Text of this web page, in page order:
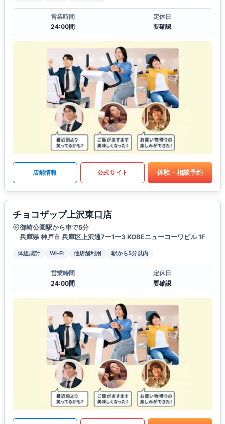
営業時間
24:00間
定休日
要確認
店舗情報 公式サイト 体験・相談予約
チョコザップ上沢東口店
御崎公園駅から車で5分
兵庫県 神戸市 兵庫区上沢通7ー1ー3 KOBEニューコーワビル 1F
体組成計 Wi-Fi 他店舗利用 駅から5分以内
営業時間
24:00間
定休日
要確認